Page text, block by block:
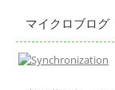
マイクロブログ